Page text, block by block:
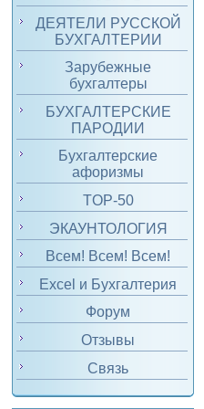
ДЕЯТЕЛИ РУССКОЙ
БУХГАЛТЕРИИ
Зарубежные
бухгалтеры
БУХГАЛТЕРСКИЕ
ПАРОДИИ
Бухгалтерские
афоризмы
TOP-50
ЭКАУНТОЛОГИЯ
Всем! Всем! Всем!
Excel и Бухгалтерия
Форум
Отзывы
Связь